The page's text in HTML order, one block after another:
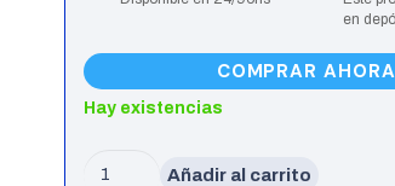
en
COMPRAR AHORA
Hay existencias
Water
Añadir al carrito